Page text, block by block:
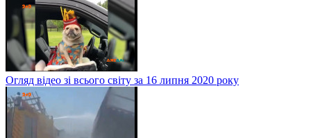
Огляд відео зі всього світу за 16 липня 2020 року